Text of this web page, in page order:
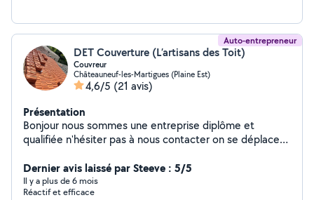
Auto-entrepreneur
DET Couverture (L’artisans des Toit)
Couvreur
Châteauneuf-les-Martigues (Plaine Est)
4,6/5 (21 avis)
Présentation
Bonjour nous sommes une entreprise diplôme et
qualifiée n'hésiter pas à nous contacter on se déplace
Devis GRATUIT Entreprise père & fils
Dernier avis laissé par Steeve : 5/5
Il y a plus de 6 mois
Réactif et efficace